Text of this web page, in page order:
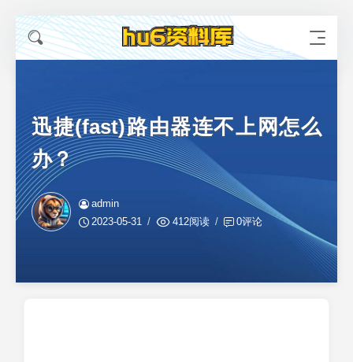
迅捷(fast)路由器连不上网怎么
办？
admin
2023-05-31
412阅读 0评论